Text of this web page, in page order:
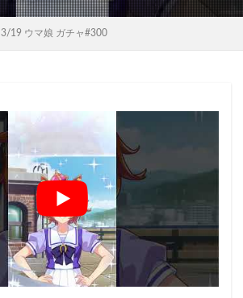
3/19 ウマ娘 ガチャ#300